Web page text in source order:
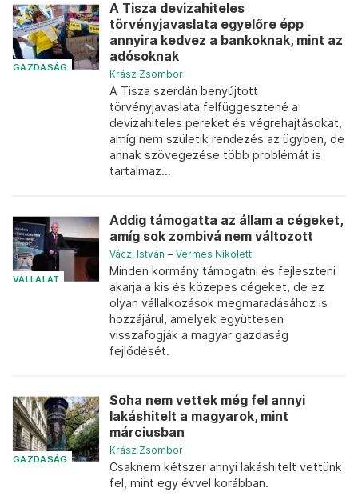
GAZDASÁG
A Tisza devizahiteles
törvényjavaslata egyelőre épp
annyira kedvez a bankoknak, mint az
adósoknak
Krász Zsombor
A Tisza szerdán benyújtott
törvényjavaslata felfüggesztené a
devizahiteles pereket és végrehajtásokat,
amíg nem születik rendezés az ügyben, de
annak szövegezése több problémát is
tartalmaz...
VÁLLALAT
Addig támogatta az állam a cégeket,
amíg sok zombivá nem változott
Váczi István – Vermes Nikolett
Minden kormány támogatni és fejleszteni
akarja a kis és közepes cégeket, de ez
olyan vállalkozások megmaradásához is
hozzájárul, amelyek együttesen
visszafogják a magyar gazdaság
fejlődését.
GAZDASÁG
Soha nem vettek még fel annyi
lakáshitelt a magyarok, mint
márciusban
Krász Zsombor
Csaknem kétszer annyi lakáshitelt vettünk
fel, mint egy évvel korábban.